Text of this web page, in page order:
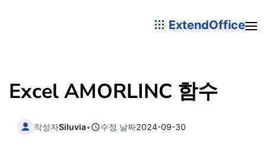
ExtendOffice
Excel AMORLINC 함수
작성자Siluvia• 수정 날짜2024-09-30